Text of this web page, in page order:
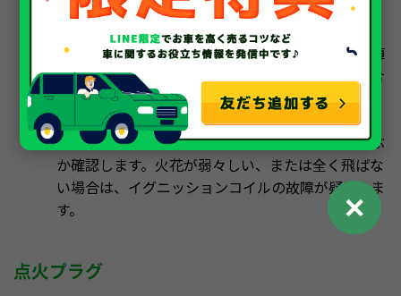
焦げ付きがないか確認します。
テスターでの抵抗測定:イグニッションコイルの一
次側、二次側の抵抗値をテスターで測定し、規定値
内であるか確認します。規定値から外れている場合
は、故障の可能性があります。
点火テスト:点火プラグを取り外し、イグニッショ
ンコイルに接続した状態で、プラグから火花が飛ぶ
か確認します。火花が弱々しい、または全く飛ばな
い場合は、イグニッションコイルの故障が疑われま
す。
点火プラグ
✕